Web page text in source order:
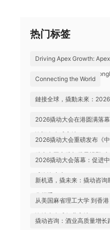
热门标签
Driving Apex Growth:
Successfully Held in
Connecting the World
鏈接全球，撬動未來：
2026撬动大会在港圆满落
询迈向全球高地
2026撬动大会重磅发布《
助力中国实践与世界视野“文
2026撬动大会落幕：促进
球咨询生态
新机遇，撬未来：撬动咨询
化握手”
从美国麻省理工大学 到香
询站上全球行业高地
撬动咨询：酒业高质量增